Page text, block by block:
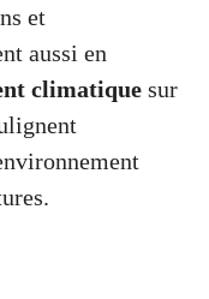
et
aussi en
climatique sur